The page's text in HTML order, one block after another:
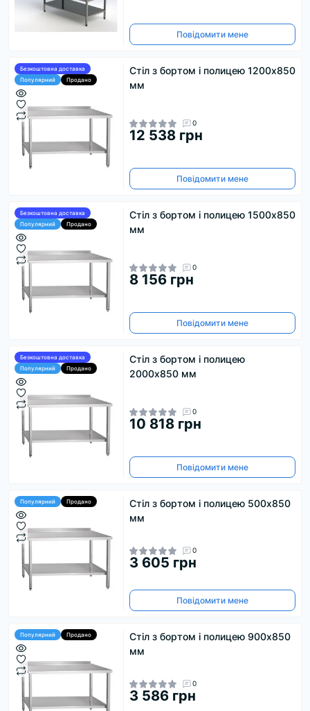
Повідомити мене
Безкоштовна доставка
Популярний
Продано
Стіл з бортом і полицею 1200х850
мм
0
12 538 грн
Повідомити мене
Безкоштовна доставка
Популярний
Продано
Стіл з бортом і полицею 1500х850
мм
0
8 156 грн
Повідомити мене
Безкоштовна доставка
Популярний
Продано
Стіл з бортом і полицею
2000х850 мм
0
10 818 грн
Повідомити мене
Популярний Продано
Стіл з бортом і полицею 500х850
мм
0
3 605 грн
Повідомити мене
Популярний Продано
Стіл з бортом і полицею 900х850
мм
0
3 586 грн